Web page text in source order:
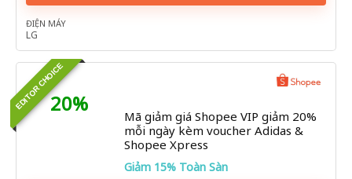
ĐIỆN MÁY
LG
EDITOR CHOICE20%
Mã giảm giá Shopee VIP giảm 20%
mỗi ngày kèm voucher Adidas &
Shopee Xpress
Giảm 15% Toàn Sàn